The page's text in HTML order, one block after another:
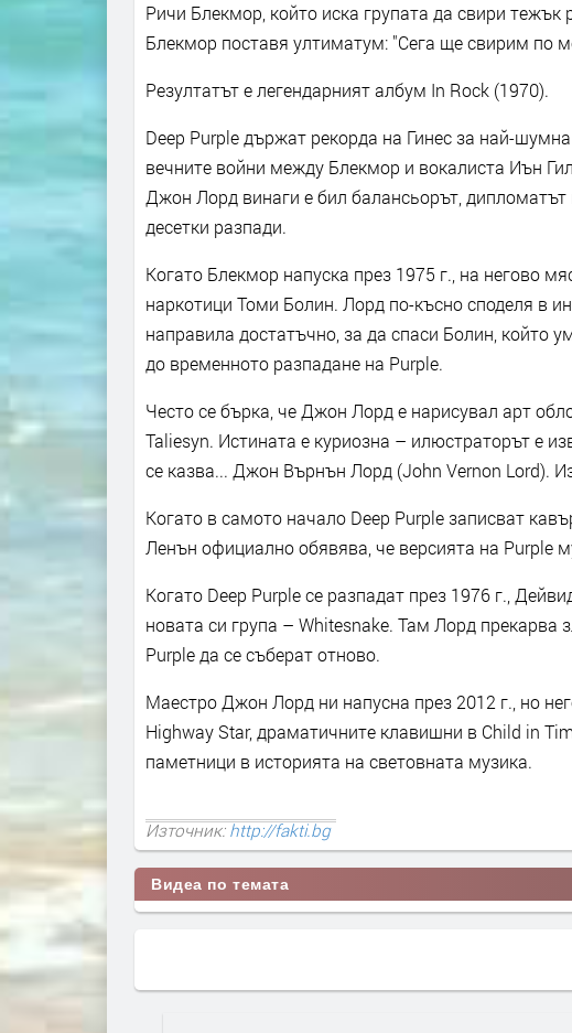
Ричи Блекмор, който иска групата да свири тежък
Блекмор поставя ултиматум: "Сега ще свирим по
Резултатът е легендарният албум In Rock (1970).
Deep Purple държат рекорда на Гинес за най-
вечните войни между Блекмор и вокалиста Иън
Джон Лорд винаги е бил балансьорът, дипломатът
десетки разпади.
Когато Блекмор напуска през 1975 г., на негово
наркотици Томи Болин. Лорд по-късно споделя в
направила достатъчно, за да спаси Болин, който
до временното разпадане на Purple.
Често се бърка, че Джон Лорд е нарисувал арт
Taliesyn. Истината е куриозна – илюстраторът е
се казва... Джон Върнън Лорд (John Vernon Lord).
Когато в самото начало Deep Purple записват
Ленън официално обявява, че версията на Purple
Когато Deep Purple се разпадат през 1976 г.,
новата си група – Whitesnake. Там Лорд прекарва
Purple да се съберат отново.
Маестро Джон Лорд ни напусна през 2012 г., но
Highway Star, драматичните клавишни в Child in
паметници в историята на световната музика.
Източник:http://fakti.bg
Видеа по темата